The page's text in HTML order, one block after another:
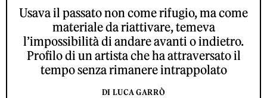
Usava il passato non come rifugio, ma come
materiale da riattivare, temeva
l’impossibilità di andare avanti o indietro.
Profilo di un artista che ha attraversato il
tempo senza rimanere intrappolato
DI LUCA GARRÒ